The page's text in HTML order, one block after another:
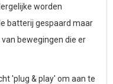
worden
batterij gespaard maar
bewegingen die er
'plug & play' om aan te